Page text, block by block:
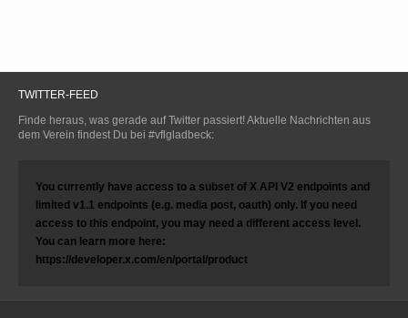
TWITTER-FEED
Finde heraus, was gerade auf Twitter passiert! Aktuelle Nachrichten aus
dem Verein findest Du bei #vflgladbeck:
You currently have access to a subset of X API V2 endpoints and
limited v1.1 endpoints (e.g. media post, oauth) only. If you need
access to this endpoint, you may need a different access level.
You can learn more here:
https://developer.x.com/en/portal/product